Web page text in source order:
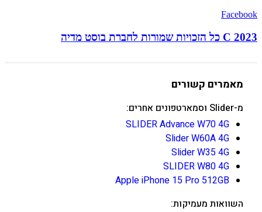
Facebook
C 2023 כל הזכויות שמורות לחברת בוסט מדיה
מאמרים קשורים
מ-Slider וסמארטפונים אחרים:
SLIDER Advance W70 4G
Slider W60A 4G
Slider W35 4G
SLIDER W80 4G
Apple iPhone 15 Pro 512GB
השוואות מעמיקות: